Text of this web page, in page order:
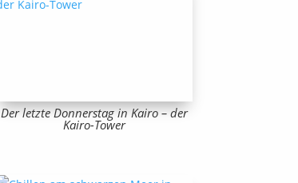
Der letzte Donnerstag in Kairo – der
Kairo-Tower